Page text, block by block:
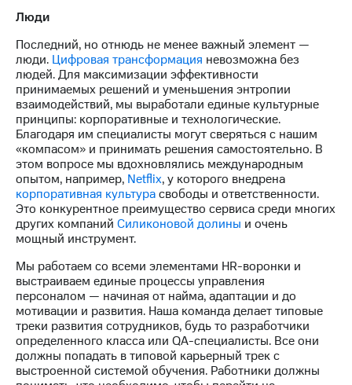
Люди
Последний, но отнюдь не менее важный элемент —
люди. Цифровая трансформация невозможна без
людей. Для максимизации эффективности
принимаемых решений и уменьшения энтропии
взаимодействий, мы выработали единые культурные
принципы: корпоративные и технологические.
Благодаря им специалисты могут сверяться с нашим
«компасом» и принимать решения самостоятельно. В
этом вопросе мы вдохновлялись международным
опытом, например, Netflix, у которого внедрена
корпоративная культурасвободы и ответственности.
Это конкурентное преимущество сервиса среди многих
других компаний Силиконовой долины и очень
мощный инструмент.
Мы работаем со всеми элементами HR-воронки и
выстраиваем единые процессы управления
персоналом — начиная от найма, адаптации и до
мотивации и развития. Наша команда делает типовые
треки развития сотрудников, будь то разработчики
определенного класса или QA-специалисты. Все они
должны попадать в типовой карьерный трек с
выстроенной системой обучения. Работники должны